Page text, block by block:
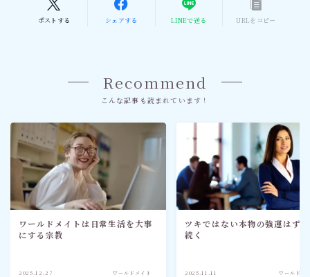
ポストする シェアする LINEで送る URLをコピー
Recommend
こんな記事も読まれています！
ワールドメイトは日常生活を大事
にする宗教
2025.12.27 ワールドメイト
ツキではない本物の強運はず
続く
2025.11.11 ワールドメ